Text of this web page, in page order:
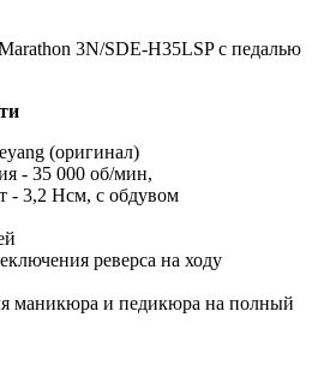
3N/SDE-H35LSP с педалью
(оригинал)
- 35 000 об/мин,
- 3,2 Нсм, с обдувом
реверса на ходу
маникюра и педикюра на полный